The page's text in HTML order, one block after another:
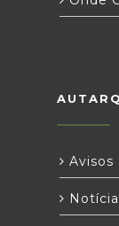
Avisos